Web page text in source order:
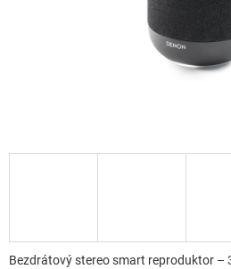
Bezdrátový stereo smart reproduktor –